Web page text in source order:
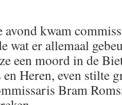
avond kwam
wat er allemaal
een moord in de
en Heren, even stilte
Bram